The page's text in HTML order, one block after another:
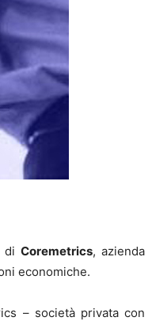
diCoremetrics, azienda
economiche.
– società privata con